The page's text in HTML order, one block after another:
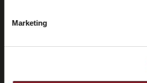
Marketing